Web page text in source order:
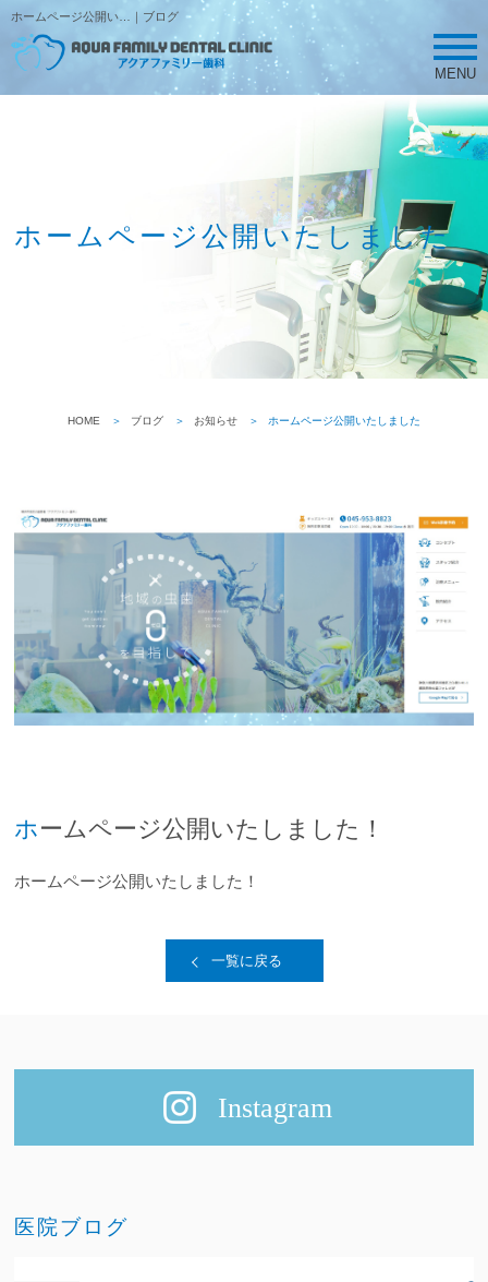
ホームページ公開い…｜ブログ
MENU
ホームページ公開いたしました
HOME ブログ お知らせ ホームページ公開いたしました
ホームページ公開いたしました！
ホームページ公開いたしました！
一覧に戻る
Instagram
医院ブログ